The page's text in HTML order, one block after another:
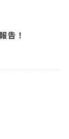
告！